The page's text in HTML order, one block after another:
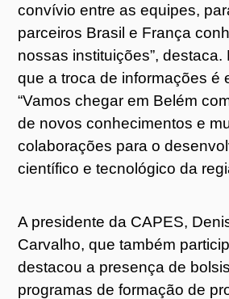
convívio entre as equipes,
parceiros Brasil e França
nossas instituições”, destaca.
que a troca de informações é
“Vamos chegar em Belém
de novos conhecimentos e
colaborações para o
científico e tecnológico da
A presidente da CAPES,
Carvalho, que também
destacou a presença de
programas de formação de